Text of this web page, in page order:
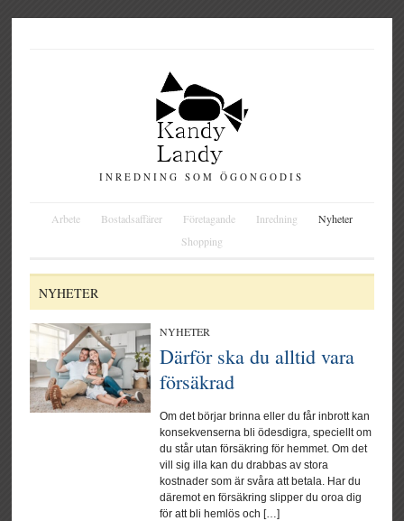
INREDNING SOM ÖGONGODIS
Arbete Bostadsaffärer Företagande Inredning
Nyheter
Shopping
NYHETER
NYHETER
Därför ska du alltid vara
försäkrad
Om det börjar brinna eller du får inbrott kan
konsekvenserna bli ödesdigra, speciellt om
du står utan försäkring för hemmet. Om det
vill sig illa kan du drabbas av stora
kostnader som är svåra att betala. Har du
däremot en försäkring slipper du oroa dig
för att bli hemlös och […]